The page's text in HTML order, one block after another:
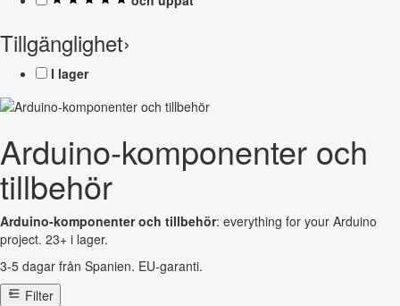
Tillgänglighet›
I lager
Arduino-komponenter och
tillbehör
Arduino-komponenter och tillbehör: everything for your Arduino
project. 23+ i lager.
3-5 dagar från Spanien. EU-garanti.
Filter